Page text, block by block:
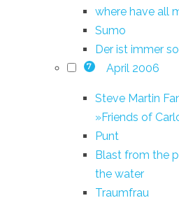
where have all
Sumo
Der ist immer so
7 April 2006
Steve Martin
»Friends of
Punt
Blast from the
the water
Traumfrau